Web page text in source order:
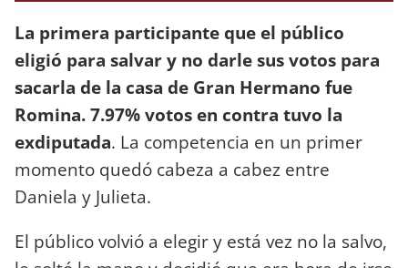
La primera participante que el público
eligió para salvar y no darle sus votos para
sacarla de la casa de Gran Hermano fue
Romina. 7.97% votos en contra tuvo la
exdiputada. La competencia en un primer
momento quedó cabeza a cabez entre
Daniela y Julieta.
El público volvió a elegir y está vez no la salvo,